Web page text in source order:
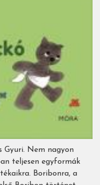
Gyuri. Nem nagyon
teljesen egyformák
Boribonra, a